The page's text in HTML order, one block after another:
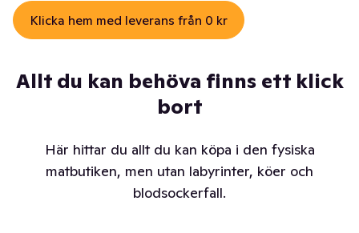
Klicka hem med leverans från 0 kr
Allt du kan behöva finns ett klick
bort
Här hittar du allt du kan köpa i den fysiska
matbutiken, men utan labyrinter, köer och
blodsockerfall.